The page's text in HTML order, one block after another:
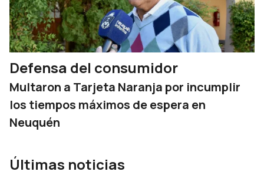
Defensa del consumidor
Multaron a Tarjeta Naranja por incumplir
los tiempos máximos de espera en
Neuquén
Últimas noticias